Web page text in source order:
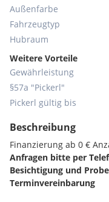
Außenfarbe
Fahrzeugtyp
Hubraum
Weitere Vorteile
Gewährleistung
§57a "Pickerl"
Pickerl gültig bis
Beschreibung
Finanzierung ab 0 €
Anfragen bitte per
Besichtigung und
Terminvereinbarung